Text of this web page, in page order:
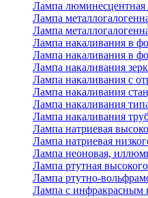
Лампа люминесцентная
Лампа
Лампа
Лампа накаливания в
Лампа накаливания в
Лампа накаливания
Лампа накаливания с
Лампа накаливания
Лампа накаливания
Лампа накаливания
Лампа натриевая
Лампа натриевая
Лампа неоновая,
Лампа ртутная
Лампа ртутно-
Лампа с инфракрасным